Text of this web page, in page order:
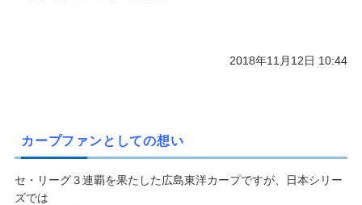
2018年11月12日 10:44
カープファンとしての想い
セ・リーグ３連覇を果たした広島東洋カープですが、日本シリー
ズでは